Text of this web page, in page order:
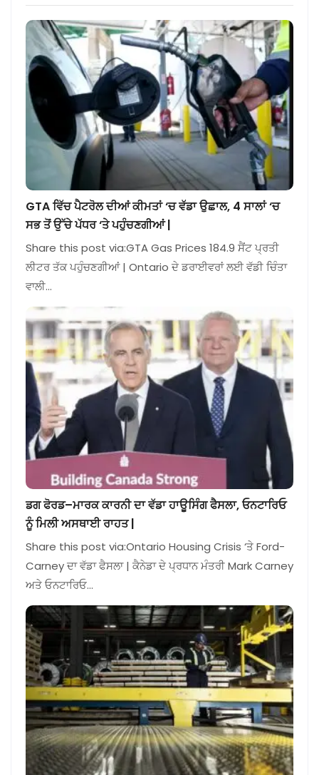
GTA ਵਿੱਚ ਪੈਟਰੋਲ ਦੀਆਂ ਕੀਮਤਾਂ ‘ਚ ਵੱਡਾ ਉਛਾਲ, 4 ਸਾਲਾਂ ‘ਚ
ਸਭ ਤੋਂ ਉੱਚੇ ਪੱਧਰ ‘ਤੇ ਪਹੁੰਚਣਗੀਆਂ |
Share this post via:GTA Gas Prices 184.9 ਸੈਂਟ ਪ੍ਰਤੀ
ਲੀਟਰ ਤੱਕ ਪਹੁੰਚਣਗੀਆਂ | Ontario ਦੇ ਡਰਾਈਵਰਾਂ ਲਈ ਵੱਡੀ ਚਿੰਤਾ
ਵਾਲੀ…
ਡਗ ਫੋਰਡ–ਮਾਰਕ ਕਾਰਨੀ ਦਾ ਵੱਡਾ ਹਾਊਸਿੰਗ ਫੈਸਲਾ, ਓਨਟਾਰਿਓ
ਨੂੰ ਮਿਲੀ ਅਸਥਾਈ ਰਾਹਤ |
Share this post via:Ontario Housing Crisis ‘ਤੇ Ford-
Carney ਦਾ ਵੱਡਾ ਫੈਸਲਾ | ਕੈਨੇਡਾ ਦੇ ਪ੍ਰਧਾਨ ਮੰਤਰੀ Mark Carney
ਅਤੇ ਓਨਟਾਰਿਓ…